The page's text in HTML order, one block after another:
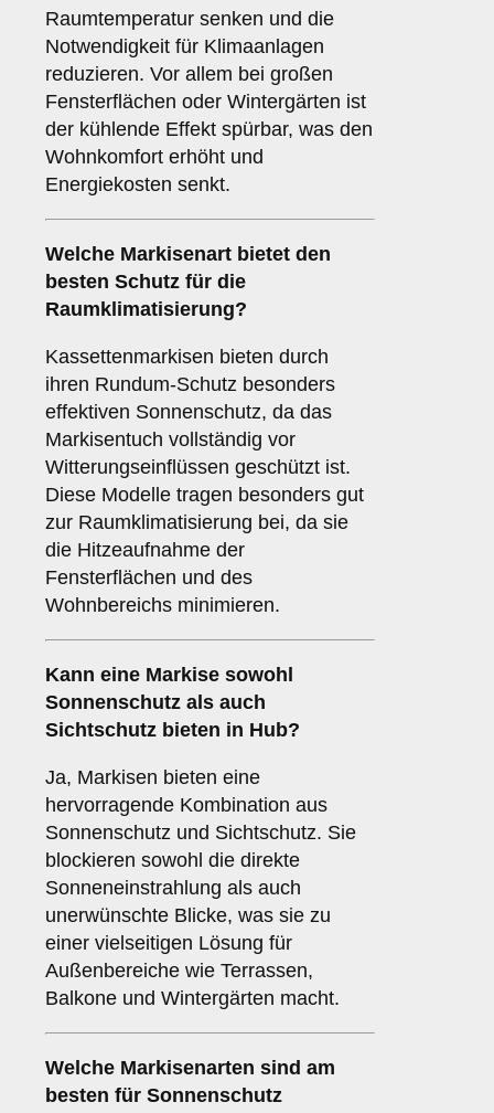
Raumtemperatur senken und die
Notwendigkeit für Klimaanlagen
reduzieren. Vor allem bei großen
Fensterflächen oder Wintergärten ist
der kühlende Effekt spürbar, was den
Wohnkomfort erhöht und
Energiekosten senkt.
Welche Markisenart bietet den
besten Schutz für die
Raumklimatisierung?
Kassettenmarkisen bieten durch
ihren Rundum-Schutz besonders
effektiven Sonnenschutz, da das
Markisentuch vollständig vor
Witterungseinflüssen geschützt ist.
Diese Modelle tragen besonders gut
zur Raumklimatisierung bei, da sie
die Hitzeaufnahme der
Fensterflächen und des
Wohnbereichs minimieren.
Kann eine Markise sowohl
Sonnenschutz als auch
Sichtschutz bieten in Hub?
Ja, Markisen bieten eine
hervorragende Kombination aus
Sonnenschutz und Sichtschutz. Sie
blockieren sowohl die direkte
Sonneneinstrahlung als auch
unerwünschte Blicke, was sie zu
einer vielseitigen Lösung für
Außenbereiche wie Terrassen,
Balkone und Wintergärten macht.
Welche Markisenarten sind am
besten für Sonnenschutz